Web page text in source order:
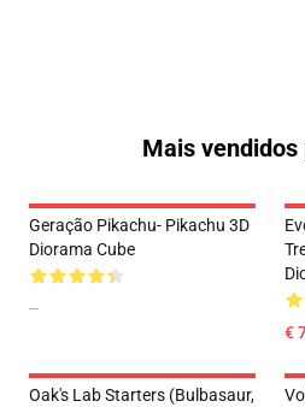
Mais vendidos
Geração Pikachu- Pikachu 3D
Diorama Cube
--
€
Oak's Lab Starters (Bulbasaur,